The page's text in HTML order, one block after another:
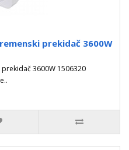
prekidač 3600W
prekidač 3600W 1506320